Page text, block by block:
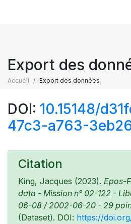
Export des
Accueil Export des données
DOI: 10.15148/
47c3-a763-
Citation
King, Jacques (2023). Epos-
data - Mission n° 02-122 -
06-08 / 2002-06-20 - 29
(Dataset). DOI: https://